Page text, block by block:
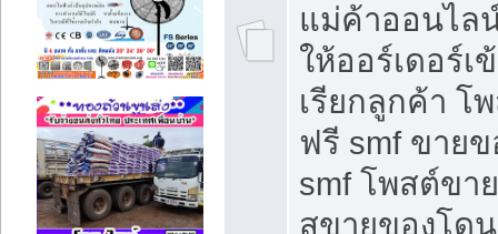
แม่ค้าออนไล
ให้ออร์เดอร์เ
เรียกลูกค้า โ
ฟรี smf ขาย
smf โพสต์ขา
สขายของโด